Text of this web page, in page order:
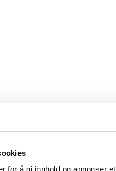
for å gi innhold og annonser